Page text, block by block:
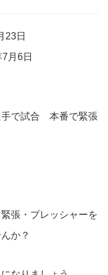
23日
月6日
手で試合 本番で緊張
張・プレッシャーを
か？